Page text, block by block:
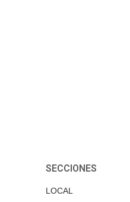
SECCIONES
LOCAL